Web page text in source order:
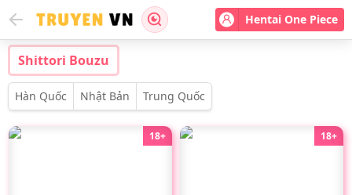
Hentai One Piece
Shittori Bouzu
Hàn Quốc Nhật Bản Trung Quốc
18+ 18+